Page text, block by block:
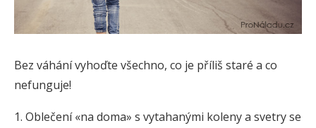
Bez váhání vyhoďte všechno, co je příliš staré a co
nefunguje!
1. Oblečení «na doma» s vytahanými koleny a svetry se